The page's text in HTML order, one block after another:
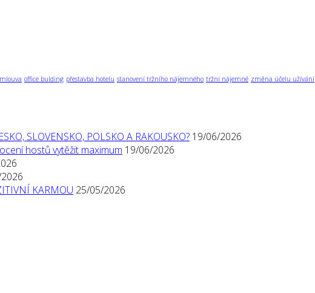
office bulding přestavba hotelu stanovení tržního nájemného tržní nájemné změna účelu užívání
SLOVENSKO, POLSKO A RAKOUSKO? 19/06/2026
hostů vytěžit maximum 19/06/2026
KARMOU 25/05/2026